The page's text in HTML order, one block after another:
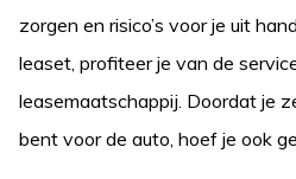
zorgen en risico’s voor je uit
leaset, profiteer je van de
leasemaatschappij. Doordat je
bent voor de auto, hoef je ook